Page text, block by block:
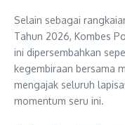
Selain sebagai
Tahun 2026, Kombes
ini dipersembahkan
kegembiraan bersama
mengajak seluruh
momentum seru ini.